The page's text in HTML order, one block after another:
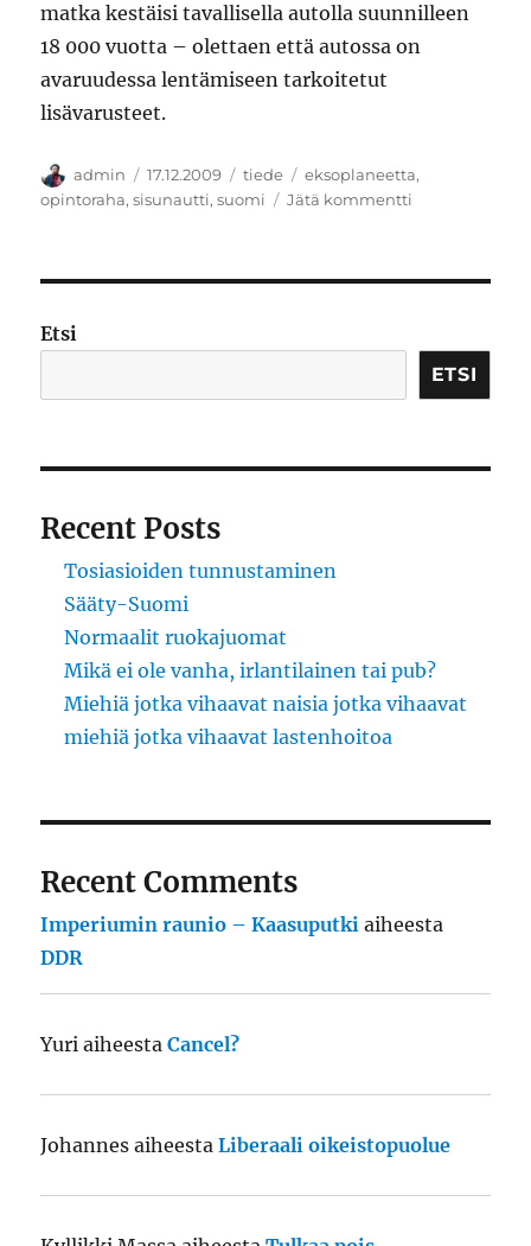
matka kestäisi tavallisella autolla suunnilleen
18 000 vuotta – olettaen että autossa on
avaruudessa lentämiseen tarkoitetut
lisävarusteet.
Kirjoittaja
admin Julkaistu
17.12.2009 Kategoriat
tiede Avainsanat
eksoplaneetta,
opintoraha,sisunautti,suomi Jätä kommentti
Etsi
ETSI
Recent Posts
Tosiasioiden tunnustaminen
Sääty-Suomi
Normaalit ruokajuomat
Mikä ei ole vanha, irlantilainen tai pub?
Miehiä jotka vihaavat naisia jotka vihaavat
miehiä jotka vihaavat lastenhoitoa
Recent Comments
Imperiumin raunio – Kaasuputki aiheesta
DDR
Yuri aiheestaCancel?
Johannes aiheestaLiberaali oikeistopuolue